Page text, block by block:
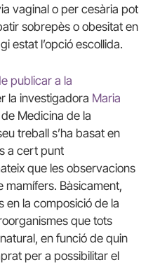
vaginal o per cesària pot
sobrepès o obesitat en
estat l’opció escollida.
publicar a la
la investigadora Maria
de Medicina de la
treball s’ha basat en
a cert punt
que les observacions
mamífers. Bàsicament,
en la composició de la
que tots
en funció de quin
per a possibilitar el